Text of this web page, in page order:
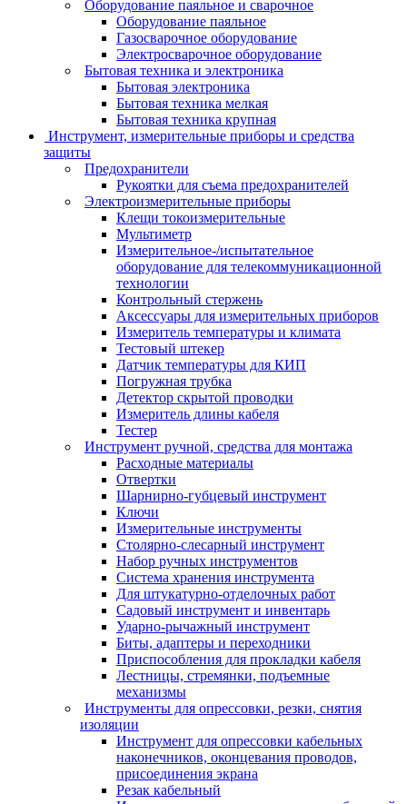
Оборудование паяльное и сварочное
Оборудование паяльное
Газосварочное оборудование
Электросварочное оборудование
Бытовая техника и электроника
Бытовая электроника
Бытовая техника мелкая
Бытовая техника крупная
Инструмент, измерительные приборы и средства
защиты
Предохранители
Рукоятки для съема предохранителей
Электроизмерительные приборы
Клещи токоизмерительные
Мультиметр
Измерительное-/испытательное
оборудование для телекоммуникационной
технологии
Контрольный стержень
Аксессуары для измерительных приборов
Измеритель температуры и климата
Тестовый штекер
Датчик температуры для КИП
Погружная трубка
Детектор скрытой проводки
Измеритель длины кабеля
Тестер
Инструмент ручной, средства для монтажа
Расходные материалы
Отвертки
Шарнирно-губцевый инструмент
Ключи
Измерительные инструменты
Столярно-слесарный инструмент
Набор ручных инструментов
Система хранения инструмента
Для штукатурно-отделочных работ
Садовый инструмент и инвентарь
Ударно-рычажный инструмент
Биты, адаптеры и переходники
Приспособления для прокладки кабеля
Лестницы, стремянки, подъемные
механизмы
Инструменты для опрессовки, резки, снятия
изоляции
Инструмент для опрессовки кабельных
наконечников, оконцевания проводов,
присоединения экрана
Резак кабельный